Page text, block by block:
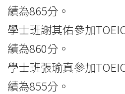
績為865分。
學士班謝其佑參加
績為860分。
學士班張瑜真參加
績為855分。